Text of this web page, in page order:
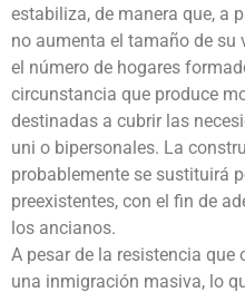
estabiliza, de manera que, a
no aumenta el tamaño de su
el número de hogares
circunstancia que produce
destinadas a cubrir las
uni o bipersonales. La
probablemente se sustituirá
preexistentes, con el fin de
los ancianos.
A pesar de la resistencia que
una inmigración masiva, lo